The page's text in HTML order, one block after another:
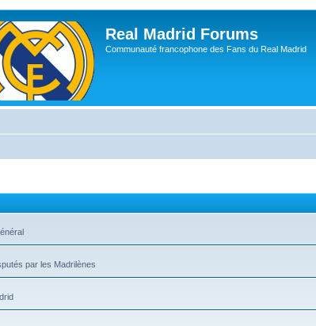
Real Madrid Forums
Communauté francophone des Fans du Real Madrid
par les Madrilènes